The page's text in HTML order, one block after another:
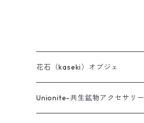
花石（kaseki）オブジェ
Unionite-共生鉱物アクセサリー